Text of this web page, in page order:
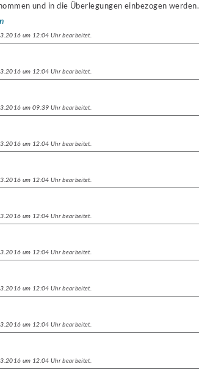
und in die Überlegungen einbezogen werden.
um 12:04 Uhr bearbeitet.
um 12:04 Uhr bearbeitet.
um 09:39 Uhr bearbeitet.
um 12:04 Uhr bearbeitet.
um 12:04 Uhr bearbeitet.
um 12:04 Uhr bearbeitet.
um 12:04 Uhr bearbeitet.
um 12:04 Uhr bearbeitet.
um 12:04 Uhr bearbeitet.
um 12:04 Uhr bearbeitet.